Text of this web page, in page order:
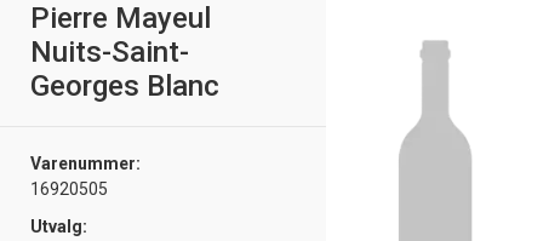
Pierre Mayeul
Nuits-Saint-
Georges Blanc
Varenummer:
16920505
Utvalg: